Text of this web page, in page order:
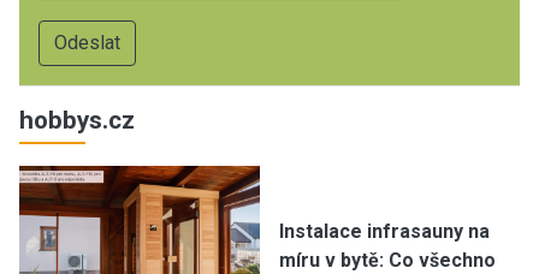
hobbys.cz
Instalace infrasauny na
míru v bytě: Co všechno